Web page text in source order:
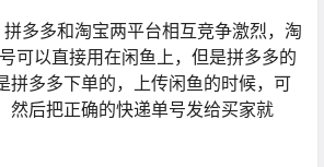
多多和淘宝两平台相互竞争激烈，淘
可以直接用在闲鱼上，但是拼多多的
拼多多下单的，上传闲鱼的时候，可
然后把正确的快递单号发给买家就